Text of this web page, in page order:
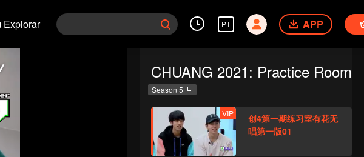
Explorar PT APP
CHUANG 2021: Practice Room
Season 5
VIP
创4第一期练习室有花无
唱第一版01